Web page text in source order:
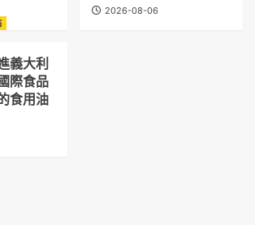
2026-08-06
義大利
際食品
食用油